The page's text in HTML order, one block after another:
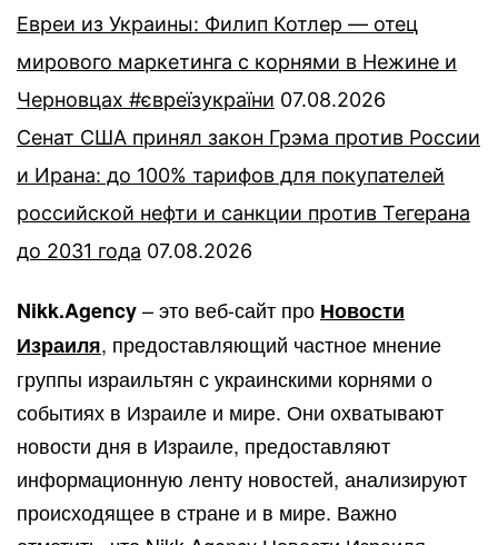
Евреи из Украины: Филип Котлер — отец
мирового маркетинга с корнями в Нежине и
Черновцах #євреїзукраїни 07.08.2026
Сенат США принял закон Грэма против России
и Ирана: до 100% тарифов для покупателей
российской нефти и санкции против Тегерана
до 2031 года 07.08.2026
Nikk.Agency– это веб-сайт про Новости
Израиля, предоставляющий частное мнение
группы израильтян с украинскими корнями о
событиях в Израиле и мире. Они охватывают
новости дня в Израиле, предоставляют
информационную ленту новостей, анализируют
происходящее в стране и в мире. Важно